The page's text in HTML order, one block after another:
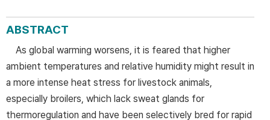
ABSTRACT
As global warming worsens, it is feared that higher
ambient temperatures and relative humidity might result in
a more intense heat stress for livestock animals,
especially broilers, which lack sweat glands for
thermoregulation and have been selectively bred for rapid